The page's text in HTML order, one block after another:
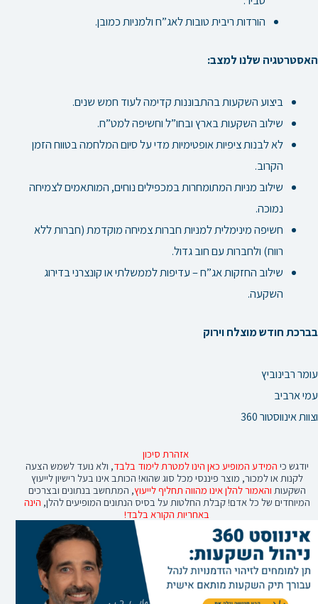
הורדות ריבית טובות לאג”ח ולמניות כמובן.
האסטרטגיה שלנו למצב:
ביצוע השקעות בהתבוננות קדימה לעוד חמש שנים.
שילוב השקעות בארץ ובחו”ל וחשיפה למט”ח.
לא לבנות ציפיות אופטימיות מדי על סיום המלחמה בטווח הזמן
הקרוב.
שילוב מניות המתומחרות במכפילים נוחים, המותאמים לצמיחה
נמוכה.
חשיפה מינימלית למניות חברות צמיחה מוקדמת (חברות ללא
רווח) ולחברות עם חוב גדול.
שילוב החזקות אג”ח – עדיפות לממשלתי או קונצרני בדירוג
השקעה.
בברכת חודשמוצלח וירוק
עומר רבינוביץ
עמי ארביב
וצוות אינווסטור 360
אזהרת סיכון
יודגש כי המידע המופיע כאן הינו למטרת לימוד בלבד, ולא נועד לשמש הצעה
לקנות או למכור, מוצר פיננסי מכל סוג שהוא! הכותב אינו בעל רישיון לייעוץ
השקעות והאמור להלן אינו מהווה תחליף לייעוץ, המתחשב בנתונים ובצרכים
המיוחדים של כל אדם! קבלת החלטות על בסיס הנתונים המופיעים להלן, הינה
באחריות הקורא בלבד!